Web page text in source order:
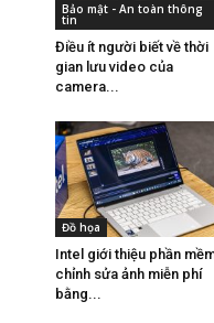
Bảo mật - An toàn thông
tin
Điều ít người biết về thời
gian lưu video của
camera...
Đồ họa
Intel giới thiệu phần
chỉnh sửa ảnh miễn phí
bằng...